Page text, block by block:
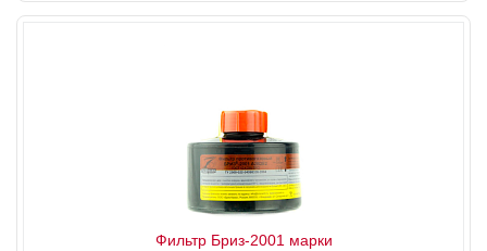
Фильтр Бриз-2001 марки